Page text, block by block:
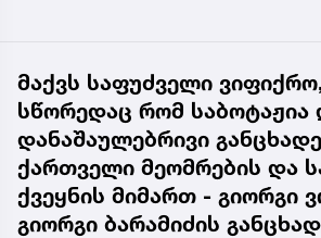
მაქვს საფუძველი
სწორედაც რომ საბოტაჟია
დანაშაულებრივი
ქართველი მეომრების და
ქვეყნის მიმართ - გიორგი
გიორგი ბარამიძის